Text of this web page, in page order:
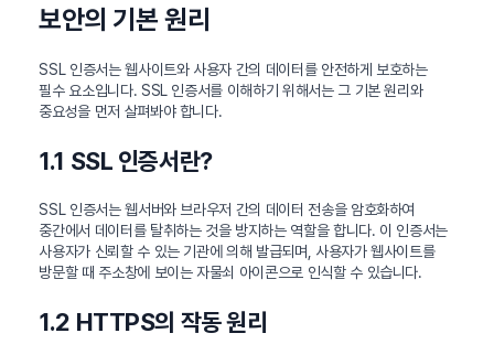
보안의 기본 원리
SSL 인증서는 웹사이트와 사용자 간의 데이터를 안전하게 보호하는
필수 요소입니다. SSL 인증서를 이해하기 위해서는 그 기본 원리와
중요성을 먼저 살펴봐야 합니다.
1.1 SSL 인증서란?
SSL 인증서는 웹서버와 브라우저 간의 데이터 전송을 암호화하여
중간에서 데이터를 탈취하는 것을 방지하는 역할을 합니다. 이 인증서는
사용자가 신뢰할 수 있는 기관에 의해 발급되며, 사용자가 웹사이트를
방문할 때 주소창에 보이는 자물쇠 아이콘으로 인식할 수 있습니다.
1.2 HTTPS의 작동 원리